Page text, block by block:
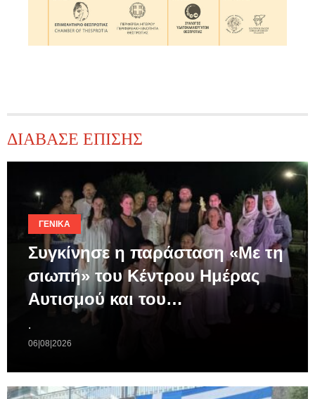
ΔΙΑΒΑΣΕ ΕΠΙΣΗΣ
ΓΕΝΙΚΆ
Συγκίνησε η παράσταση «Με τη
σιωπή» του Κέντρου Ημέρας
Αυτισμού και του…
.
06|08|2026